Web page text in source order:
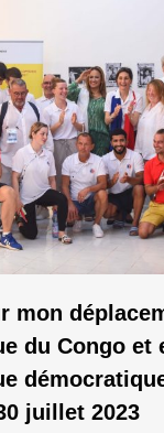
mon
du Congo et
juillet 2023